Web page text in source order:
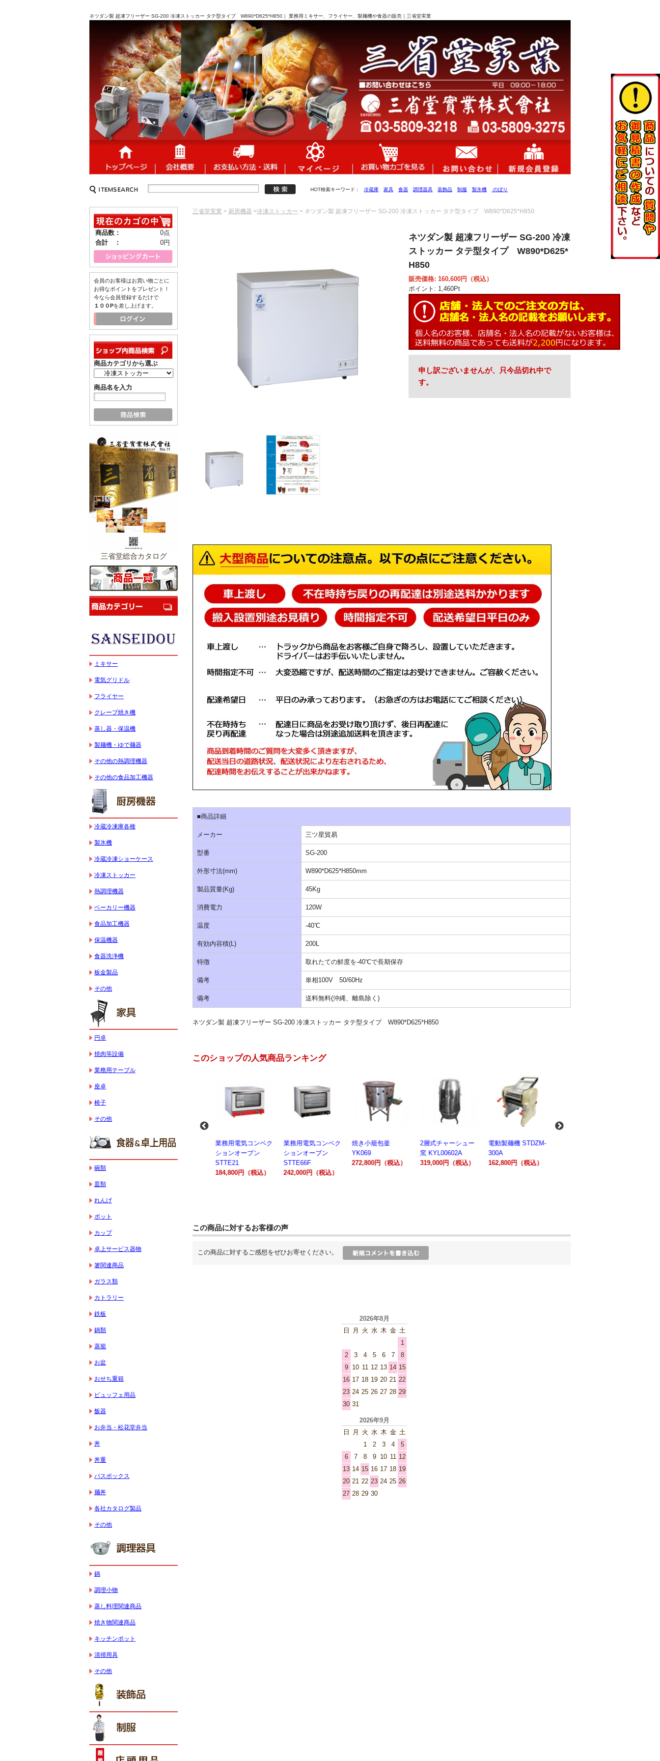
ネツダン製 超凍フリーザー SG-200 冷凍ストッカー タテ型タイプ W890*D625*H850｜ 業務用ミキサー、フライヤー、製麺機や食器の販売｜三省堂実業
HOT検索キーワード： 冷蔵庫 家具 食器 調理器具 装飾品 制服 製氷機 のぼり
三省堂実業 > 厨房機器 >冷凍ストッカー > ネツダン製 超凍フリーザー SG-200 冷凍ストッカー タテ型タイプ W890*D625*H850
ネツダン製 超凍フリーザー SG-200 冷凍
ストッカー タテ型タイプ W890*D625*
H850
販売価格: 160,600円（税込）
ポイント: 1,460Pt
申し訳ございませんが、只今品切れ中で
す。
■商品詳細
メーカー 三ツ星貿易
型番 SG-200
外形寸法(mm) W890*D625*H850mm
製品質量(Kg) 45Kg
消費電力 120W
温度 -40℃
有効内容積(L) 200L
特徴 取れたての鮮度を-40℃で長期保存
備考 単相100V 50/60Hz
備考 送料無料(沖縄、離島除く)
ネツダン製 超凍フリーザー SG-200 冷凍ストッカー タテ型タイプ W890*D625*H850
このショップの人気商品ランキング
業務用スパイラルミ
595,100円（税込）
業務用電気コンベク
業務用電気コンベク
ションオーブン
STTE66F
242,000円（税込）
焼き小籠包釜
YK069
272,800円（税込）
2層式チャーシュー
窯 KYL00602A
319,000円（税込）
電動製麺機 STDZM-
300A
162,800円（税込）
業務用スパイラルミ
キサー 10L
HTHS10INK
この商品に対するお客様の声
この商品に対するご感想をぜひお寄せください。
商品数：
0点
合計 ：
0円
会員のお客様はお買い物ごとに
お得なポイントをプレゼント！
今なら会員登録するだけで
１００Pを差し上げます。
商品カテゴリから選ぶ
商品名を入力
三省堂総合カタログ
ミキサー
電気グリドル
フライヤー
クレープ焼き機
蒸し器・保温機
製麺機・ゆで麺器
その他の熱調理機器
その他の食品加工機器
冷蔵冷凍庫各種
製氷機
冷蔵冷凍ショーケース
冷凍ストッカー
熱調理機器
ベーカリー機器
食品加工機器
保温機器
食器洗浄機
板金製品
その他
円卓
焼肉等設備
業務用テーブル
座卓
椅子
その他
碗類
皿類
れんげ
ポット
カップ
卓上サービス器物
箸関連商品
ガラス類
カトラリー
鉄板
鍋類
蒸籠
お盆
おせち重箱
ビュッフェ用品
飯器
お弁当・松花堂弁当
丼
丼重
バスボックス
麺丼
各社カタログ製品
その他
鍋
調理小物
蒸し料理関連商品
焼き物関連商品
キッチンポット
清掃用具
その他
2026年8月
日
月 火 水 木 金 土
1
2
3 4 5 6 7
8
9
10 11 12 13 14 15
16 17 18 19 20 21 22
23 24 25 26 27 28 29
30 31
2026年9月
日
月 火 水 木 金 土
1
2 3 4
5
6
7 8 9 10 11 12
13 14 15 16 17 18 19
20 21 22 23 24 25 26
27 28 29 30